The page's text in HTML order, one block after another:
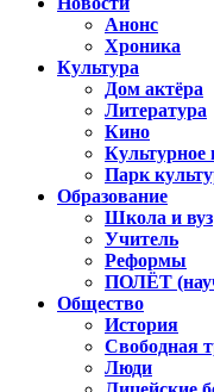
Анонс
Хроника
Культура
Дом актёра
Литература
Кино
Культурное
Парк
Образование
Школа и вуз
Учитель
Реформы
ПОЛЁТ
Общество
История
Свободная
Люди